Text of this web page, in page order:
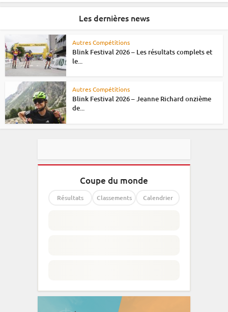
Les dernières news
Autres Compétitions
Blink Festival 2026 – Les résultats complets et
le...
Autres Compétitions
Blink Festival 2026 – Jeanne Richard onzième
de...
Coupe du monde
Résultats Classements Calendrier